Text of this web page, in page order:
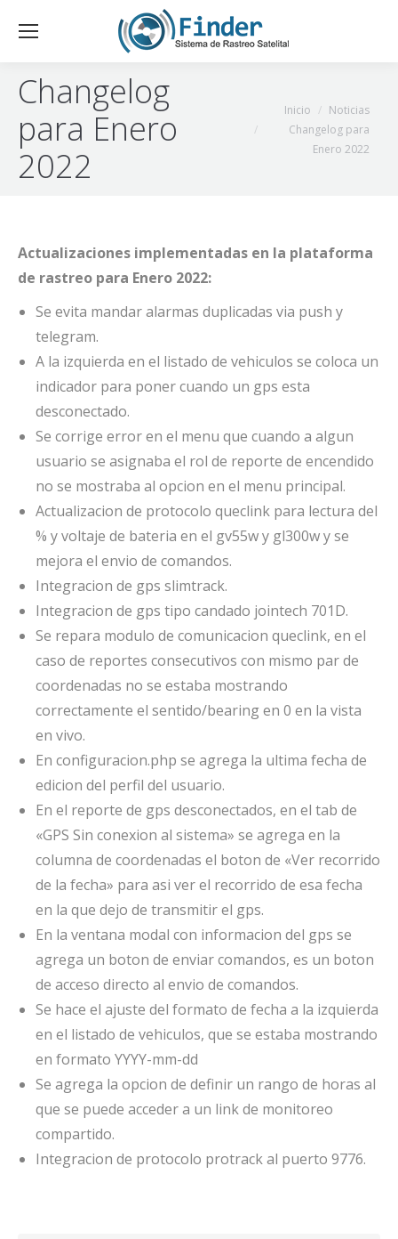
Changelog
para Enero
2022
Estás aquí:
Inicio
Noticias
Changelog para
Enero 2022
Actualizaciones implementadas en la plataforma
de rastreo para Enero 2022:
Se evita mandar alarmas duplicadas via push y
telegram.
A la izquierda en el listado de vehiculos se coloca un
indicador para poner cuando un gps esta
desconectado.
Se corrige error en el menu que cuando a algun
usuario se asignaba el rol de reporte de encendido
no se mostraba al opcion en el menu principal.
Actualizacion de protocolo queclink para lectura del
% y voltaje de bateria en el gv55w y gl300w y se
mejora el envio de comandos.
Integracion de gps slimtrack.
Integracion de gps tipo candado jointech 701D.
Se repara modulo de comunicacion queclink, en el
caso de reportes consecutivos con mismo par de
coordenadas no se estaba mostrando
correctamente el sentido/bearing en 0 en la vista
en vivo.
En configuracion.php se agrega la ultima fecha de
edicion del perfil del usuario.
En el reporte de gps desconectados, en el tab de
«GPS Sin conexion al sistema» se agrega en la
columna de coordenadas el boton de «Ver recorrido
de la fecha» para asi ver el recorrido de esa fecha
en la que dejo de transmitir el gps.
En la ventana modal con informacion del gps se
agrega un boton de enviar comandos, es un boton
de acceso directo al envio de comandos.
Se hace el ajuste del formato de fecha a la izquierda
en el listado de vehiculos, que se estaba mostrando
en formato YYYY-mm-dd
Se agrega la opcion de definir un rango de horas al
que se puede acceder a un link de monitoreo
compartido.
Integracion de protocolo protrack al puerto 9776.